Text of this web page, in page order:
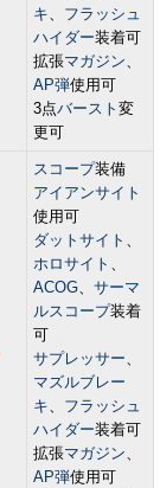
キ、 フラッシュ
ハイダー装着可
拡張マガジン、
AP弾使用可
3点バースト 変
更可
スコープ装備
アイアンサイト
使用可
ダットサイト 、
ホロサイト 、
ACOG、 サーマ
ルスコープ装着
可
サプレッサー、
マズルブレー
キ、 フラッシュ
ハイダー装着可
拡張マガジン、
AP弾使用可